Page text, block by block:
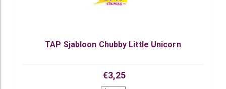
TAP Sjabloon Chubby Little Unicorn
€3,25